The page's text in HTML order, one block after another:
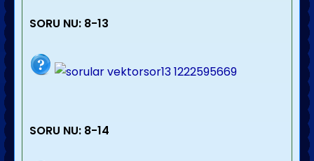
SORU NU: 8-13
SORU NU: 8-14